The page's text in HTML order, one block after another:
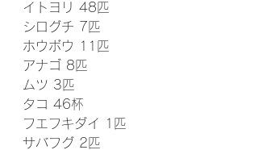
イトヨリ 48匹
シログチ 7匹
ホウボウ 11匹
アナゴ 8匹
ムツ 3匹
タコ 46杯
フエフキダイ 1匹
サバフグ 2匹